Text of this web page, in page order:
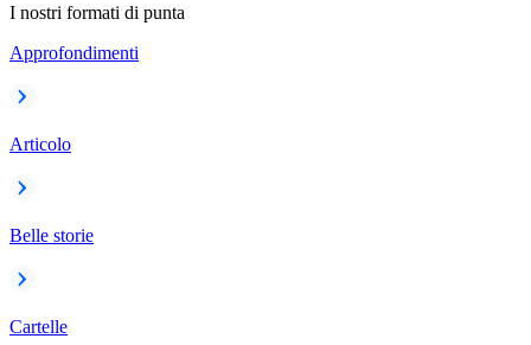
I nostri formati di punta
Approfondimenti
Articolo
Belle storie
Cartelle